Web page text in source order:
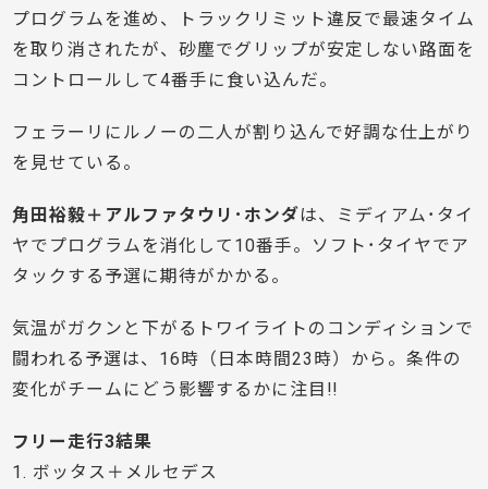
プログラムを進め、トラックリミット違反で最速タイム
を取り消されたが、砂塵でグリップが安定しない路面を
コントロールして4番手に食い込んだ。
フェラーリにルノーの二人が割り込んで好調な仕上がり
を見せている。
角田裕毅＋アルファタウリ･ホンダは、ミディアム･タイ
ヤでプログラムを消化して10番手。ソフト･タイヤでア
タックする予選に期待がかかる。
気温がガクンと下がるトワイライトのコンディションで
闘われる予選は、16時（日本時間23時）から。条件の
変化がチームにどう影響するかに注目!!
フリー走行3結果
1. ボッタス＋メルセデス